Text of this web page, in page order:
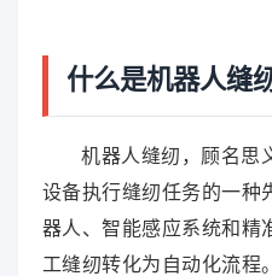
什么是机器人缝
机器人缝纫，顾名思
设备执行缝纫任务的一种
器人、智能感应系统和精
工缝纫转化为自动化流程